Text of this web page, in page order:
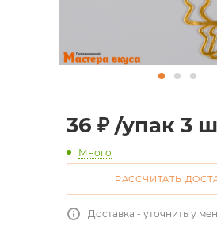
36 ₽ /упак 3
Много
РАССЧИТАТЬ
Доставка - уточнить у